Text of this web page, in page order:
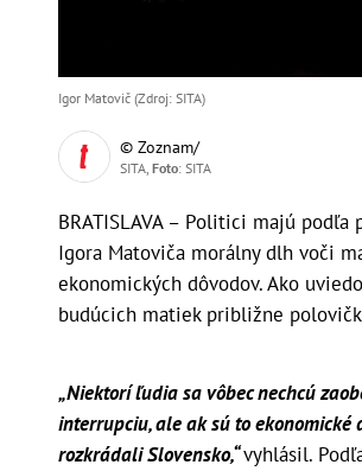
Igor Matovič (Zdroj: SITA)
© Zoznam/
SITA, Foto: SITA
BRATISLAVA – Politici majú
Igora Matoviča morálny dlh voči
ekonomických dôvodov. Ako
budúcich matiek približne
„Niektorí ľudia sa vôbec nechcú
interrupciu, ale ak sú to ekonomické
rozkrádali Slovensko,“vyhlásil.